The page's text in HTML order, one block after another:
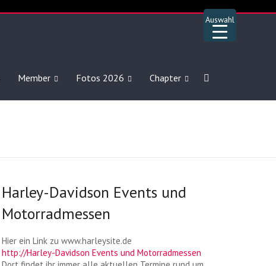
Auswahl
Member Fotos 2026 Chapter
Harley-Davidson Events und
Motorradmessen
Hier ein Link zu www.harleysite.de
http://Harley-Davidson Events und Motorradmessen